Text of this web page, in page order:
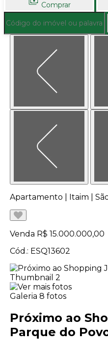
Comprar
Apartamento | Itaim |
Venda R$ 15.000.000,00
Cód.: ESQ13602
Galeria 8 fotos
Próximo ao
Parque do